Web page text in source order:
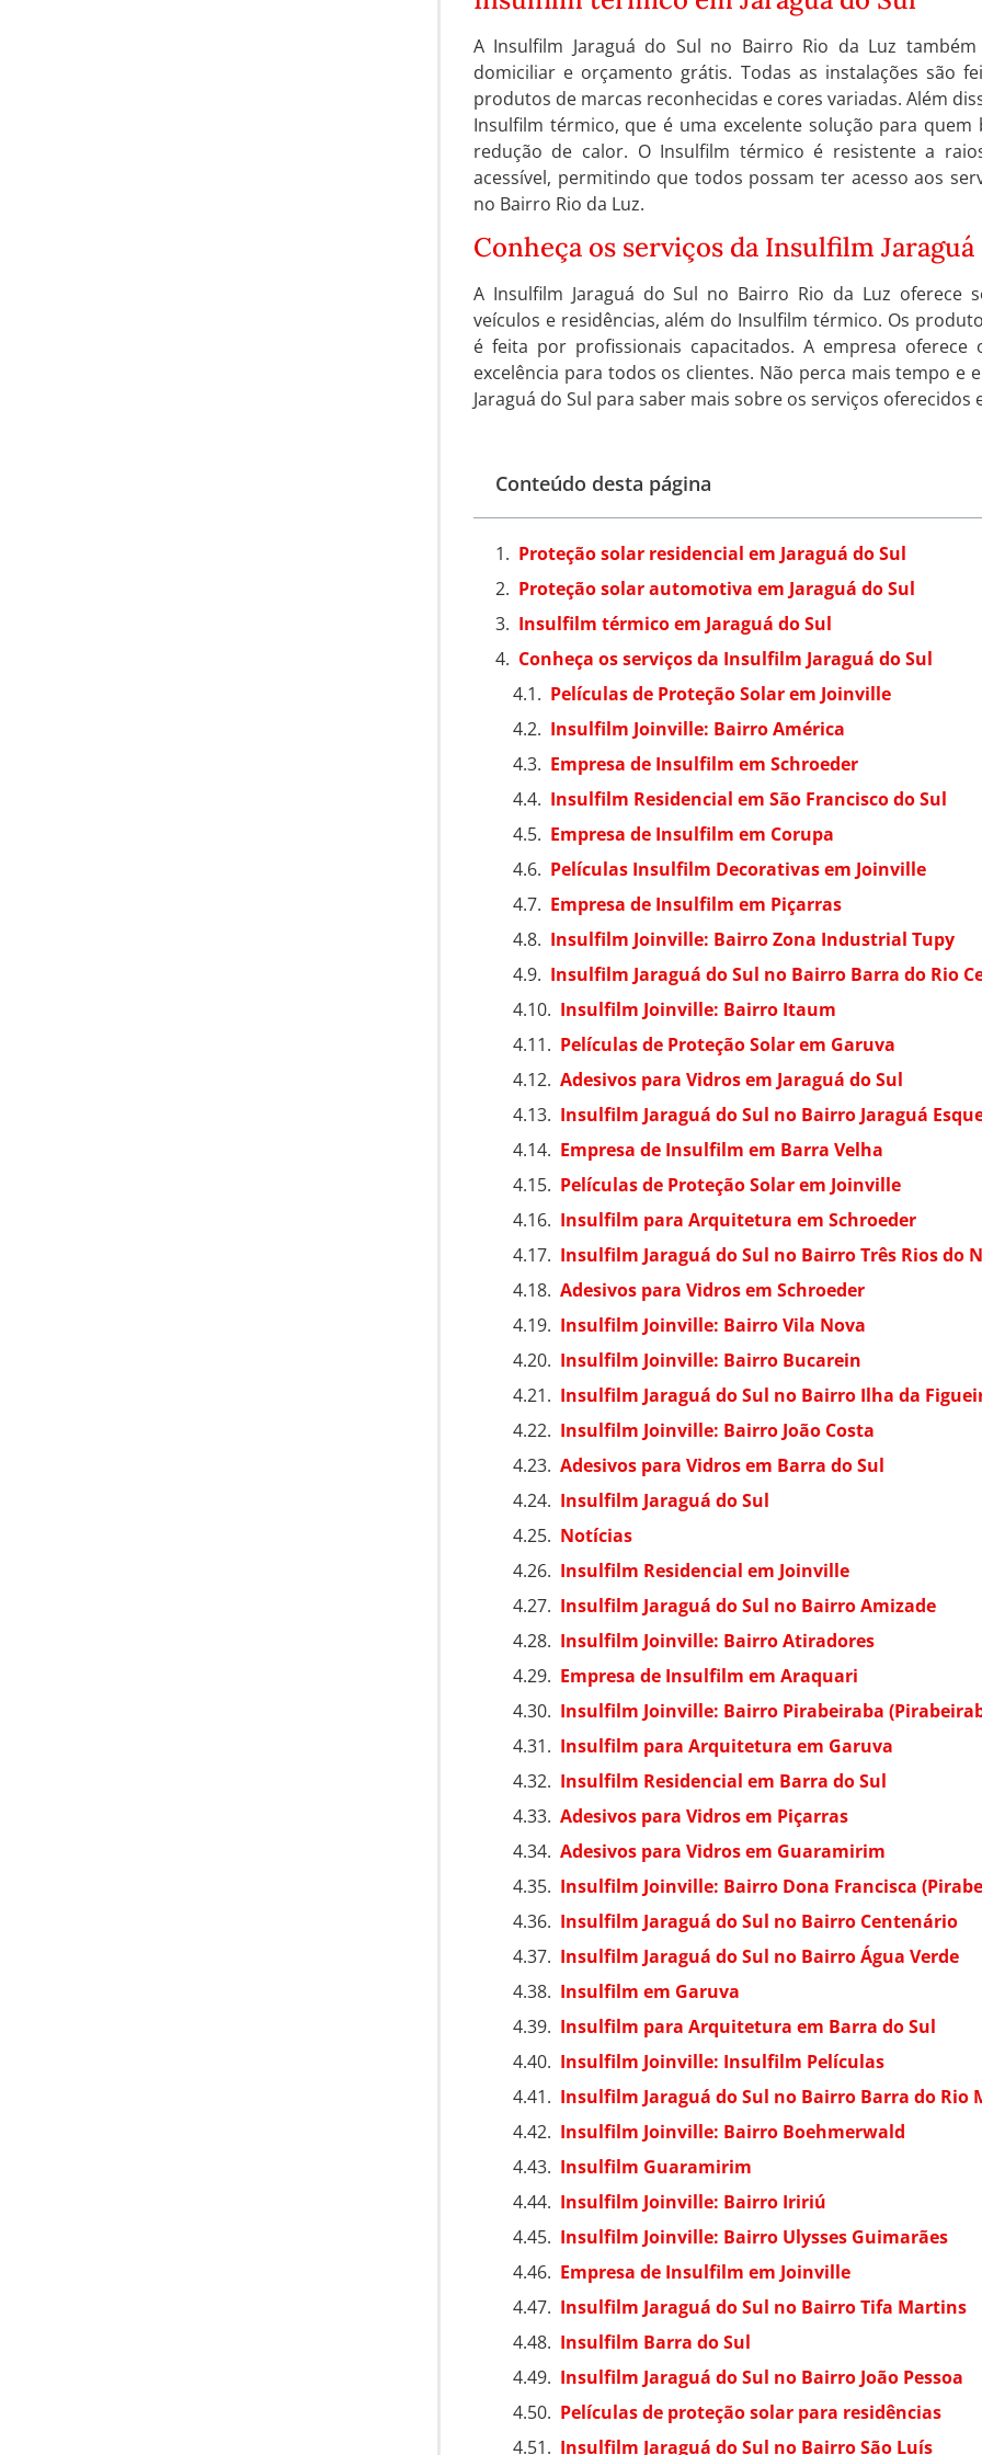
A Insulfilm Jaraguá do Sul no Bairro Rio da Luz
domiciliar e orçamento grátis. Todas as instalações são
produtos de marcas reconhecidas e cores variadas. Além
Insulfilm térmico, que é uma excelente solução para
redução de calor. O Insulfilm térmico é resistente a
acessível, permitindo que todos possam ter acesso aos
no Bairro Rio da Luz.
Conheça os serviços da Insulfilm Jaraguá
A Insulfilm Jaraguá do Sul no Bairro Rio da Luz oferece
veículos e residências, além do Insulfilm térmico. Os
é feita por profissionais capacitados. A empresa
excelência para todos os clientes. Não perca mais tempo e
Jaraguá do Sul para saber mais sobre os serviços
Conteúdo desta página
Proteção solar residencial em Jaraguá do Sul
Proteção solar automotiva em Jaraguá do Sul
Insulfilm térmico em Jaraguá do Sul
Conheça os serviços da Insulfilm Jaraguá do Sul
Películas de Proteção Solar em Joinville
Insulfilm Joinville: Bairro América
Empresa de Insulfilm em Schroeder
Insulfilm Residencial em São Francisco do Sul
Empresa de Insulfilm em Corupa
Películas Insulfilm Decorativas em Joinville
Empresa de Insulfilm em Piçarras
Insulfilm Joinville: Bairro Zona Industrial Tupy
Insulfilm Jaraguá do Sul no Bairro Barra do Rio
Insulfilm Joinville: Bairro Itaum
Películas de Proteção Solar em Garuva
Adesivos para Vidros em Jaraguá do Sul
Insulfilm Jaraguá do Sul no Bairro Jaraguá
Empresa de Insulfilm em Barra Velha
Películas de Proteção Solar em Joinville
Insulfilm para Arquitetura em Schroeder
Insulfilm Jaraguá do Sul no Bairro Três Rios do
Adesivos para Vidros em Schroeder
Insulfilm Joinville: Bairro Vila Nova
Insulfilm Joinville: Bairro Bucarein
Insulfilm Jaraguá do Sul no Bairro Ilha da
Insulfilm Joinville: Bairro João Costa
Adesivos para Vidros em Barra do Sul
Insulfilm Jaraguá do Sul
Notícias
Insulfilm Residencial em Joinville
Insulfilm Jaraguá do Sul no Bairro Amizade
Insulfilm Joinville: Bairro Atiradores
Empresa de Insulfilm em Araquari
Insulfilm Joinville: Bairro Pirabeiraba
Insulfilm para Arquitetura em Garuva
Insulfilm Residencial em Barra do Sul
Adesivos para Vidros em Piçarras
Adesivos para Vidros em Guaramirim
Insulfilm Joinville: Bairro Dona Francisca
Insulfilm Jaraguá do Sul no Bairro Centenário
Insulfilm Jaraguá do Sul no Bairro Água Verde
Insulfilm em Garuva
Insulfilm para Arquitetura em Barra do Sul
Insulfilm Joinville: Insulfilm Películas
Insulfilm Jaraguá do Sul no Bairro Barra do Rio
Insulfilm Joinville: Bairro Boehmerwald
Insulfilm Guaramirim
Insulfilm Joinville: Bairro Iririú
Insulfilm Joinville: Bairro Ulysses Guimarães
Empresa de Insulfilm em Joinville
Insulfilm Jaraguá do Sul no Bairro Tifa Martins
Insulfilm Barra do Sul
Insulfilm Jaraguá do Sul no Bairro João Pessoa
Películas de proteção solar para residências
Insulfilm Jaraguá do Sul no Bairro São Luís